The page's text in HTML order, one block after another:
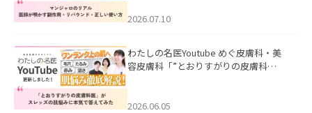
た。
2026.07.10
わたしの名医Youtube めぐ皮膚科・美
容皮膚科「”とおりすがりの皮膚科
2026.06.05